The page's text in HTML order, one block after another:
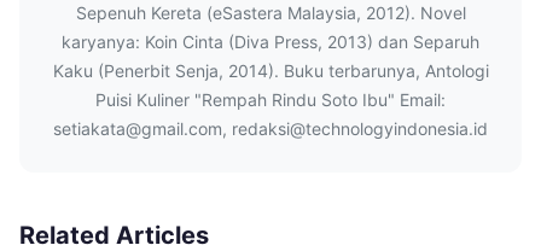
Sepenuh Kereta (eSastera Malaysia, 2012). Novel
karyanya: Koin Cinta (Diva Press, 2013) dan Separuh
Kaku (Penerbit Senja, 2014). Buku terbarunya, Antologi
Puisi Kuliner "Rempah Rindu Soto Ibu" Email:
setiakata@gmail.com, redaksi@technologyindonesia.id
Related Articles